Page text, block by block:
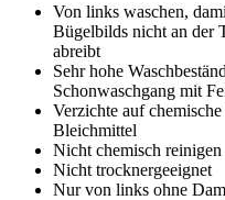
Von links waschen,
Bügelbilds nicht an der
abreibt
Sehr hohe
Schonwaschgang mit
Verzichte auf
Bleichmittel
Nicht chemisch reinigen
Nicht trocknergeeignet
Nur von links ohne